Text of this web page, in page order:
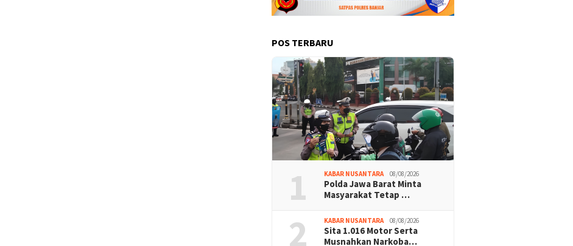
POS TERBARU
1 KABAR NUSANTARA 08/08/2026
Polda Jawa Barat Minta
Masyarakat Tetap …
2 KABAR NUSANTARA 08/08/2026
Sita 1.016 Motor Serta
Musnahkan Narkoba…